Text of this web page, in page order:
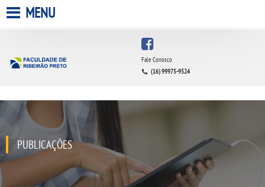
QUEM SOMOS
ESTÁGIOS
MENU
Fale Conosco
(16) 99975-9524
PUBLICAÇÕES